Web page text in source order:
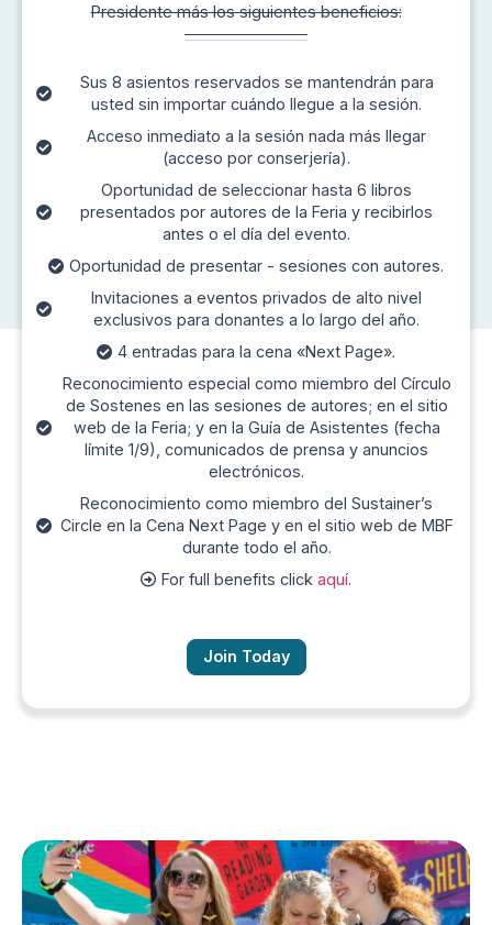
Presidente más los siguientes beneficios:
Sus 8 asientos reservados se mantendrán para
usted sin importar cuándo llegue a la sesión.
Acceso inmediato a la sesión nada más llegar
(acceso por conserjería).
Oportunidad de seleccionar hasta 6 libros
presentados por autores de la Feria y recibirlos
antes o el día del evento.
Oportunidad de presentar - sesiones con autores.
Invitaciones a eventos privados de alto nivel
exclusivos para donantes a lo largo del año.
4 entradas para la cena «Next Page».
Reconocimiento especial como miembro del Círculo
de Sostenes en las sesiones de autores; en el sitio
web de la Feria; y en la Guía de Asistentes (fecha
límite 1/9), comunicados de prensa y anuncios
electrónicos.
Reconocimiento como miembro del Sustainer’s
Circle en la Cena Next Page y en el sitio web de MBF
durante todo el año.
For full benefits clickaquí.
Join Today